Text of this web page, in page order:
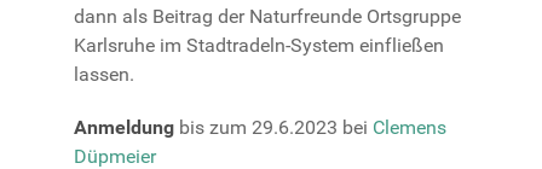
dann als Beitrag der Naturfreunde Ortsgruppe
Karlsruhe im Stadtradeln-System einfließen
lassen.
Anmeldung bis zum 29.6.2023 bei Clemens
Düpmeier